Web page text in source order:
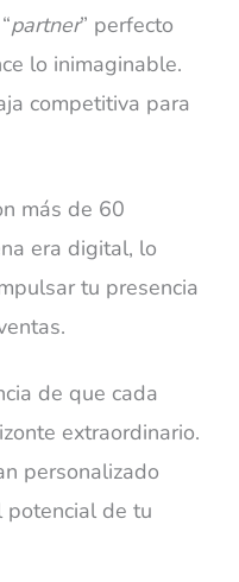
partner” perfecto
lo inimaginable.
competitiva para
más de 60
era digital, lo
tu presencia
de que cada
extraordinario.
personalizado
potencial de tu